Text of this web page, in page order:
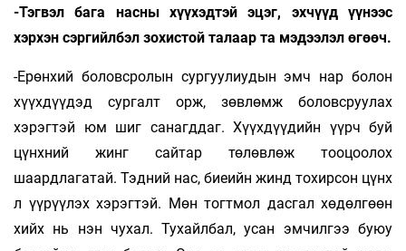
-Тэгвэл бага насны хүүхэдтэй эцэг, эхчүүд үүнээс
хэрхэн сэргийлбэл зохистой талаар та мэдээлэл өгөөч.
-Ерөнхий боловсролын сургуулиудын эмч нар болон
хүүхдүүдэд сургалт орж, зөвлөмж боловсруулах
хэрэгтэй юм шиг санагддаг. Хүүхдүүдийн үүрч буй
цүнхний жинг сайтар төлөвлөж тооцоолох
шаардлагатай. Тэдний нас, биеийн жинд тохирсон цүнх
л үүрүүлэх хэрэгтэй. Мөн тогтмол дасгал хөдөлгөөн
хийх нь нэн чухал. Тухайлбал, усан эмчилгээ буюу